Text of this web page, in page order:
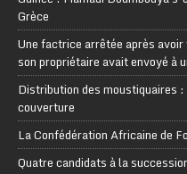
Grèce
Une factrice arrêtée après
son propriétaire avait envoyé à
Distribution des moustiquaires
couverture
La Confédération Africaine de
Quatre candidats à la